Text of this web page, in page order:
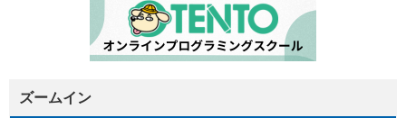
ズームイン